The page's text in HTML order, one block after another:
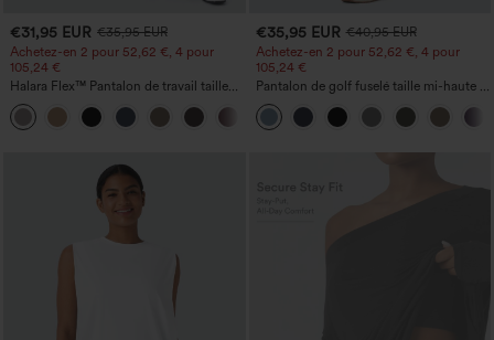
€31,95 EUR €35,95 EUR
Achetez-en 2 pour 52,62 €, 4 pour
105,24 €
Halara Flex™ Pantalon de travail taille
haute sculptant la silhouette, gainant la
taille, avec poches, jambe large en
micro-gaufre
+10
€35,95 EUR €40,95 EUR
Achetez-en 2 pour 52,62 €, 4 pour
105,24 €
Pantalon de golf fuselé taille mi-haute à
cordon, ourlet incurvé, séchage rapide,
avec poches — UPF40+